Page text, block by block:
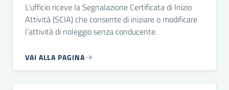
L’ufficio riceve la Segnalazione Certificata di Inizio
Attività (SCIA) che consente di iniziare o modificare
l’attività di noleggio senza conducente.
VAI ALLA PAGINA